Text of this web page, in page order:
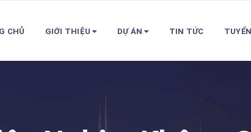
CHỦ GIỚI THIỆU DỰ ÁN TIN TỨC